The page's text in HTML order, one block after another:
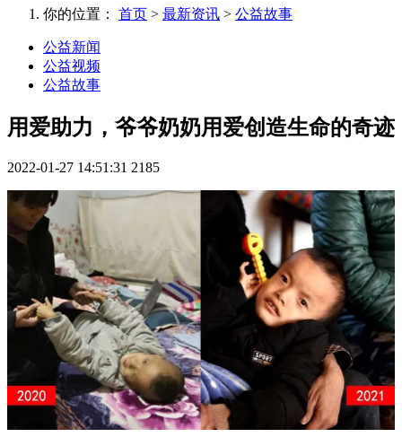
你的位置： 首页 > 最新资讯 > 公益故事
公益新闻
公益视频
公益故事
用爱助力，爷爷奶奶用爱创造生命的奇迹
2022-01-27 14:51:31 2185